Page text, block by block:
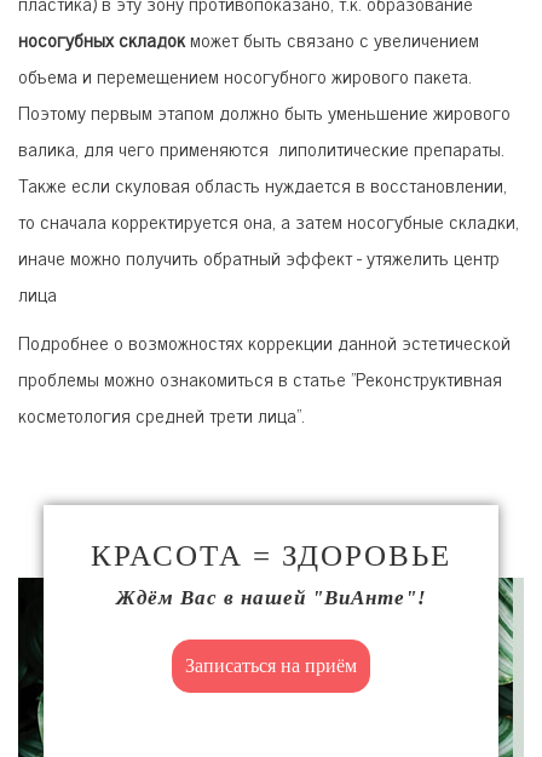
носогубных складокможет быть связано с увеличением
объема и перемещением носогубного жирового пакета.
Поэтому первым этапом должно быть уменьшение жирового
валика, для чего применяются липолитические препараты.
Также если скуловая область нуждается в восстановлении,
то сначала корректируется она, а затем носогубные складки,
иначе можно получить обратный эффект - утяжелить центр
лица
Подробнее о возможностях коррекции данной эстетической
проблемы можно ознакомиться в статье "Реконструктивная
косметология средней трети лица".
КРАСОТА = ЗДОРОВЬЕ
Ждём Вас в нашей "ВиАнте"!
Записаться на приём